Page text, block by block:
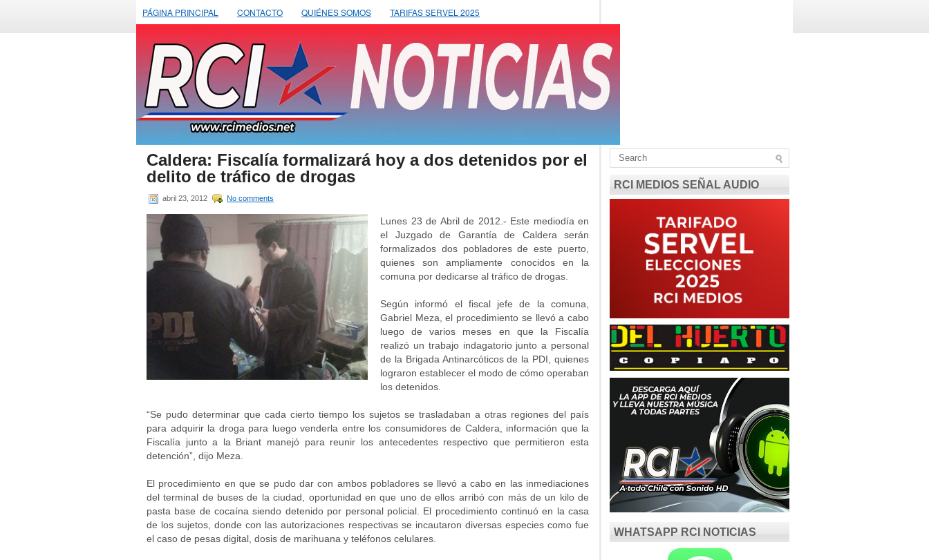
PÁGINA PRINCIPAL CONTACTO QUIÉNES SOMOS TARIFAS SERVEL 2025
Caldera: Fiscalía formalizará hoy a dos detenidos por el
delito de tráfico de drogas
abril 23, 2012 No comments
Lunes 23 de Abril de 2012.- Este mediodía en
el Juzgado de Garantía de Caldera serán
formalizados dos pobladores de este puerto,
quienes son ampliamente conocidos en la
comuna por dedicarse al tráfico de drogas.
Según informó el fiscal jefe de la comuna,
Gabriel Meza, el procedimiento se llevó a cabo
luego de varios meses en que la Fiscalía
realizó un trabajo indagatorio junto a personal
de la Brigada Antinarcóticos de la PDI, quienes
lograron establecer el modo de cómo operaban
los detenidos.
“Se pudo determinar que cada cierto tiempo los sujetos se trasladaban a otras regiones del país
para adquirir la droga para luego venderla entre los consumidores de Caldera, información que la
Fiscalía junto a la Briant manejó para reunir los antecedentes respectivo que permitieron esta
detención”, dijo Meza.
El procedimiento en que se pudo dar con ambos pobladores se llevó a cabo en las inmediaciones
del terminal de buses de la ciudad, oportunidad en que uno de ellos arribó con más de un kilo de
pasta base de cocaína siendo detenido por personal policial. El procedimiento continuó en la casa
de los sujetos, donde con las autorizaciones respectivas se incautaron diversas especies como fue
el caso de pesas digital, dosis de marihuana y teléfonos celulares.
RCI MEDIOS SEÑAL AUDIO
WHATSAPP RCI NOTICIAS